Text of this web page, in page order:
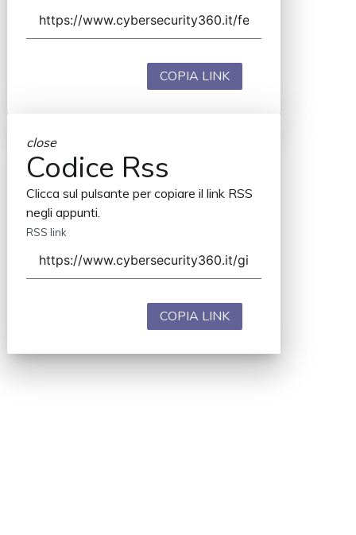
COPIA LINK
close
Codice Rss
Clicca sul pulsante per copiare il link RSS
negli appunti.
RSS link
COPIA LINK